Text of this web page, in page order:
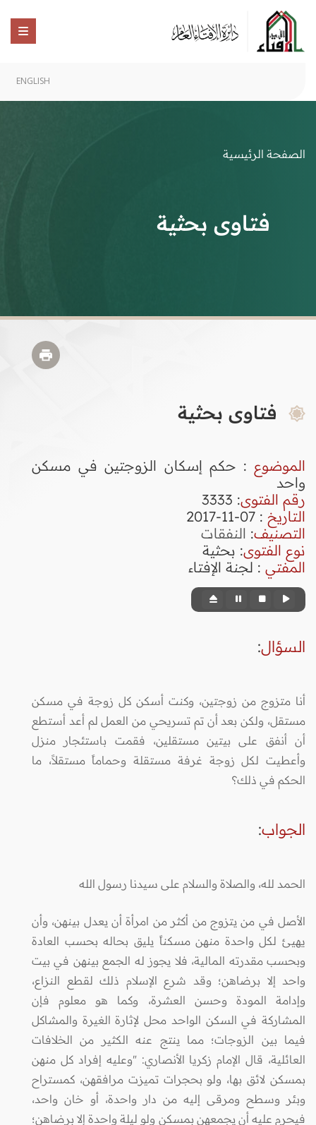
ENGLISH
الصفحة الرئيسية
فتاوى بحثية
فتاوى بحثية
الموضوع : حكم إسكان الزوجتين في مسكن
واحد
رقم الفتوى:
3333
التاريخ : 07-11-2017
التصنيف: النفقات
نوع الفتوى: بحثية
المفتي : لجنة الإفتاء
السؤال:
أنا متزوج من زوجتين، وكنت أسكن كل زوجة في مسكن
مستقل، ولكن بعد أن تم تسريحي من العمل لم أعد أستطع
أن أنفق على بيتين مستقلين، فقمت باستئجار منزل
وأعطيت لكل زوجة غرفة مستقلة وحماماً مستقلاً، ما
الحكم في ذلك؟
الجواب:
الحمد لله، والصلاة والسلام على سيدنا رسول الله
الأصل في من يتزوج من أكثر من امرأة أن يعدل بينهن، وأن
يهيئ لكل واحدة منهن مسكناً يليق بحاله بحسب العادة
وبحسب مقدرته المالية، فلا يجوز له الجمع بينهن في بيت
واحد إلا برضاهن؛ وقد شرع الإسلام ذلك لقطع النزاع،
وإدامة المودة وحسن العشرة، وكما هو معلوم فإن
المشاركة في السكن الواحد محل لإثارة الغيرة والمشاكل
فيما بين الزوجات؛ مما ينتج عنه الكثير من الخلافات
العائلية، قال الإمام زكريا الأنصاري: "وعليه إفراد كل منهن
بمسكن لائق بها، ولو بحجرات تميزت مرافقهن، كمستراح
وبئر وسطح ومرقى إليه من دار واحدة، أو خان واحد،
فيحرم عليه أن يجمعهن بمسكن ولو ليلة واحدة إلا برضاهن؛